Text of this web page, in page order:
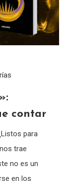
contar
para
trae
no es un
en los